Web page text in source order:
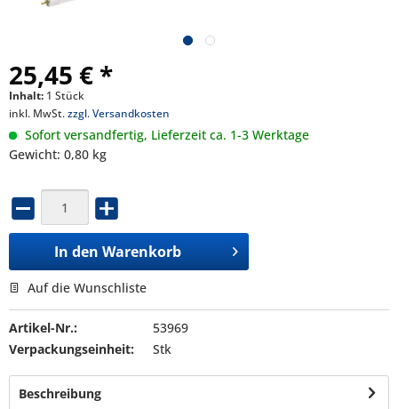
25,45 € *
Inhalt: 1 Stück
inkl. MwSt.zzgl. Versandkosten
Sofort versandfertig, Lieferzeit ca. 1-3 Werktage
Gewicht: 0,80 kg
In den Warenkorb
Auf die Wunschliste
Artikel-Nr.:
53969
Verpackungseinheit:
Stk
Beschreibung